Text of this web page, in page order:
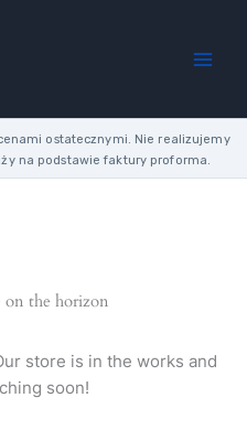
ostatecznymi. Nie realizujemy
na podstawie faktury proforma.
on the horizon
store is in the works and
soon!